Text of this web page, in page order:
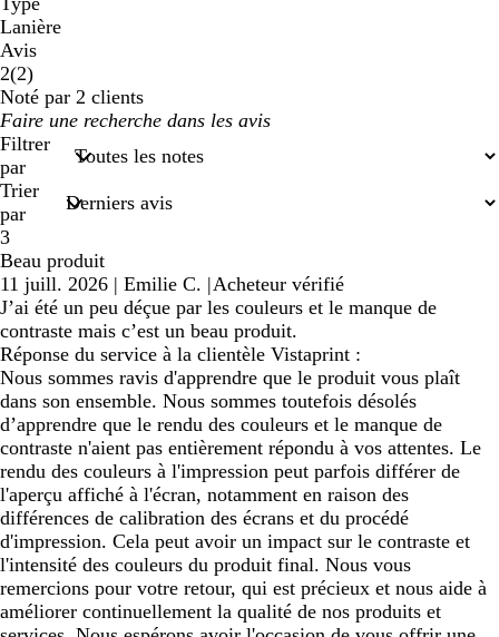
Lanière
Avis
2(22
avis
)
Noté par 2 clients
Mes
saisies
de
recherche
Filtrer
par
Trier
par
3
Beau produit
11 juill. 2026 | Emilie C. |Acheteur vérifié
J’ai été un peu déçue par les couleurs et le manque de
contraste mais c’est un beau produit.
Réponse du service à la clientèle Vistaprint :
Nous sommes ravis d'apprendre que le produit vous plaît
dans son ensemble. Nous sommes toutefois désolés
d’apprendre que le rendu des couleurs et le manque de
contraste n'aient pas entièrement répondu à vos attentes. Le
rendu des couleurs à l'impression peut parfois différer de
l'aperçu affiché à l'écran, notamment en raison des
différences de calibration des écrans et du procédé
d'impression. Cela peut avoir un impact sur le contraste et
l'intensité des couleurs du produit final. Nous vous
remercions pour votre retour, qui est précieux et nous aide à
améliorer continuellement la qualité de nos produits et